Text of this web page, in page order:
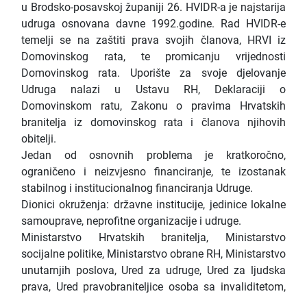
u Brodsko-posavskoj županiji 26. HVIDR-a je najstarija
udruga osnovana davne 1992.godine. Rad HVIDR-e
temelji se na zaštiti prava svojih članova, HRVI iz
Domovinskog rata, te promicanju vrijednosti
Domovinskog rata. Uporište za svoje djelovanje
Udruga nalazi u Ustavu RH, Deklaraciji o
Domovinskom ratu, Zakonu o pravima Hrvatskih
branitelja iz domovinskog rata i članova njihovih
obitelji.
Jedan od osnovnih problema je kratkoročno,
ograničeno i neizvjesno financiranje, te izostanak
stabilnog i institucionalnog financiranja Udruge.
Dionici okruženja: državne institucije, jedinice lokalne
samouprave, neprofitne organizacije i udruge.
Ministarstvo Hrvatskih branitelja, Ministarstvo
socijalne politike, Ministarstvo obrane RH, Ministarstvo
unutarnjih poslova, Ured za udruge, Ured za ljudska
prava, Ured pravobraniteljice osoba sa invaliditetom,